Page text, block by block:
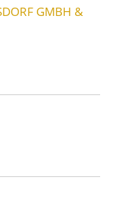
GMBH &